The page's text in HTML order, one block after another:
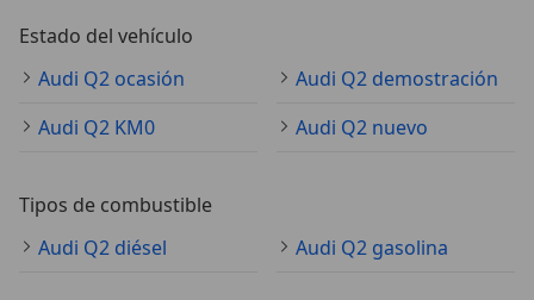
Estado del vehículo
Audi Q2 ocasión
Audi Q2 demostración
Audi Q2 KM0
Audi Q2 nuevo
Tipos de combustible
Audi Q2 diésel
Audi Q2 gasolina